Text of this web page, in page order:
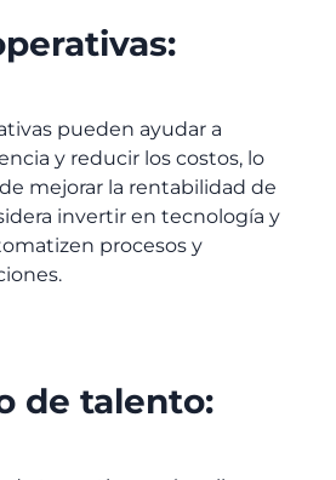
pueden ayudar a
y reducir los costos, lo
mejorar la rentabilidad de
invertir en tecnología y
procesos y
de talento: